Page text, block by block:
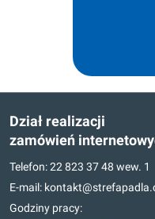
Dział realizacji
zamówień
Telefon:22 823 37 48 wew. 1
E-mail:
Godziny pracy: